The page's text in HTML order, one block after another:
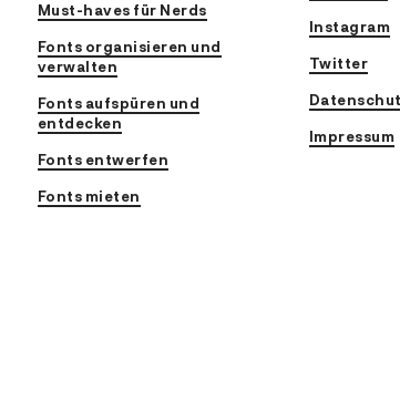
Must-haves für Nerds
Fonts organisieren und
verwalten
Fonts aufspüren und
entdecken
Fonts entwerfen
Fonts mieten
Instagram
Twitter
Impressum